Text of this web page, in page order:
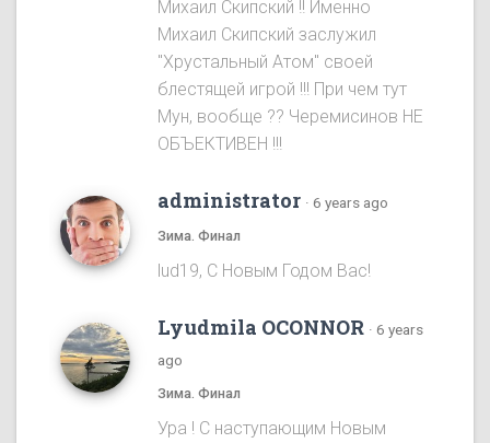
Михаил Скипский !! Именно
Михаил Скипский заслужил
"Хрустальный Атом" своей
блестящей игрой !!! При чем тут
Мун, вообще ?? Черемисинoв НЕ
ОБЪЕКТИВЕН !!!
administrator · 6 years ago
Зима. Финал
lud19, С Новым Годом Вас!
Lyudmila OCONNOR · 6 years
ago
Зима. Финал
Ура ! С наступающим Новым